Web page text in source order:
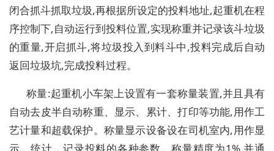
闭合抓斗抓取垃圾,再根据所设定的投料地址,起重机在程
序控制下,自动运行到投料位置,实现称重并记录该斗垃圾
的重量,开启抓斗,将垃圾投入到料斗中,投料完成后自动
返回垃圾坑,完成投料过程。
称量:起重机小车架上设置有一套称量装置,并且具有
自动去皮半自动称重、显示、累计、打印等功能,用作工
艺计量和超载保护。称量显示设备设在司机室内,用作显